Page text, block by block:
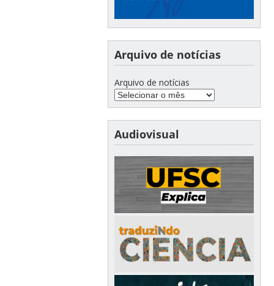
Arquivo de notícias
Arquivo de notícias
Audiovisual